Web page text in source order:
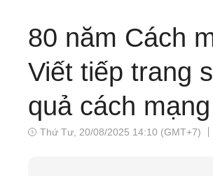
80 năm Cách
Viết tiếp trang
quả cách mạng
Thứ Tư, 20/08/2025 14:10 (GMT+7)